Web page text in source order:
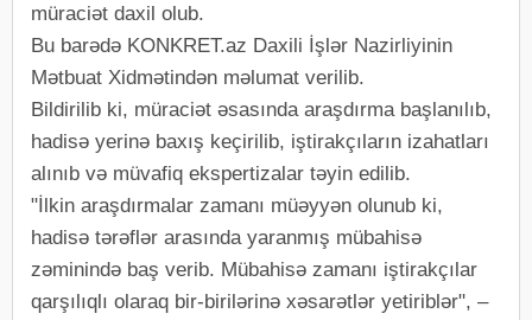
müraciət daxil olub.
Bu barədə KONKRET.az Daxili İşlər Nazirliyinin
Mətbuat Xidmətindən məlumat verilib.
Bildirilib ki, müraciət əsasında araşdırma başlanılıb,
hadisə yerinə baxış keçirilib, iştirakçıların izahatları
alınıb və müvafiq ekspertizalar təyin edilib.
"İlkin araşdırmalar zamanı müəyyən olunub ki,
hadisə tərəflər arasında yaranmış mübahisə
zəminində baş verib. Mübahisə zamanı iştirakçılar
qarşılıqlı olaraq bir-birilərinə xəsarətlər yetiriblər", –